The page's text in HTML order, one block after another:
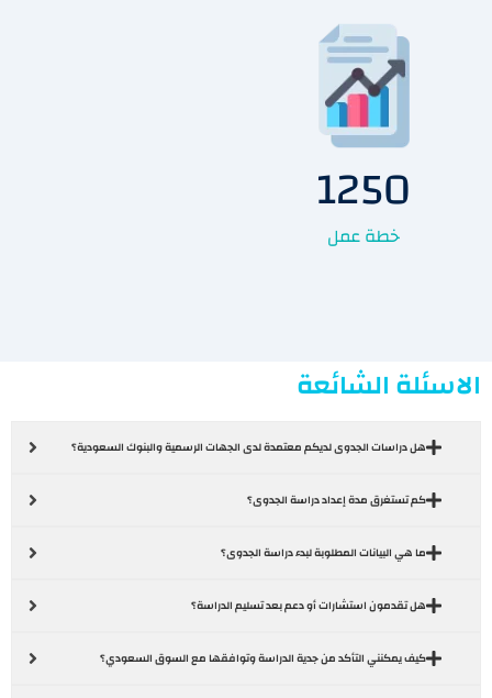
1250
خطة عمل
الاسئلة الشائعة
هل دراسات الجدوى لديكم معتمدة لدى الجهات الرسمية والبنوك السعودية؟
كم تستغرق مدة إعداد دراسة الجدوى؟
ما هي البيانات المطلوبة لبدء دراسة الجدوى؟
هل تقدمون استشارات أو دعم بعد تسليم الدراسة؟
كيف يمكنني التأكد من جدية الدراسة وتوافقها مع السوق السعودي؟